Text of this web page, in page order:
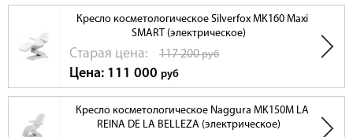
Кресло косметологическое Silverfox MK160 Maxi
SMART (электрическое)
Cтарая цена: 117 200руб
Цена: 111 000 руб
Кресло косметологическое Naggura MK150M LA
REINA DE LA BELLEZA (электрическое)